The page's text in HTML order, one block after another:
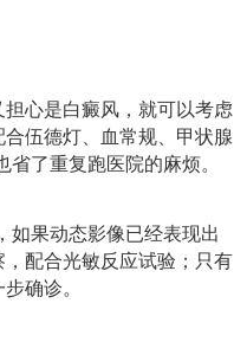
心是白癜风，就可以考虑
伍德灯、血常规、甲状腺
了重复跑医院的麻烦。
如果动态影像已经表现出
配合光敏反应试验；只有
确诊。